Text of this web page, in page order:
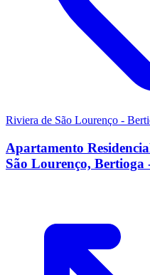
Riviera de São Lourenço -
Apartamento
São Lourenço, Bertioga